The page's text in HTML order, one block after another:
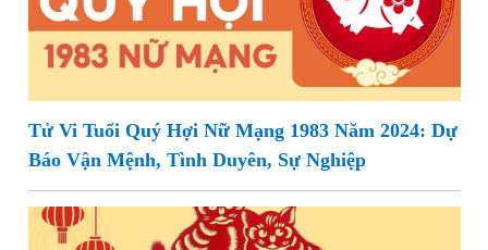
Tử Vi Tuổi Quý Hợi Nữ Mạng 1983 Năm 2024: Dự
Báo Vận Mệnh, Tình Duyên, Sự Nghiệp